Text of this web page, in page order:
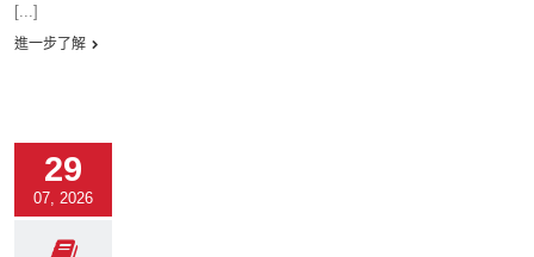
[...]
進一步了解
29
07, 2026